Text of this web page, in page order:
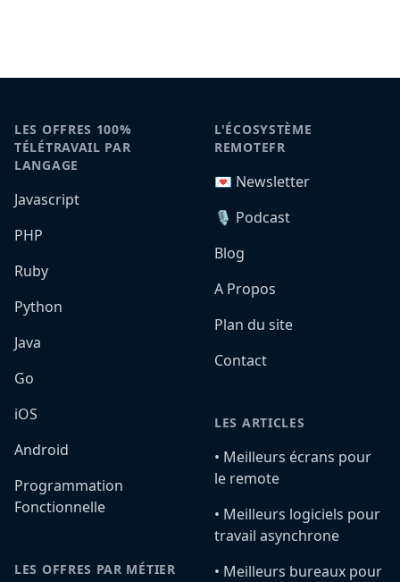
LES OFFRES 100%
TÉLÉTRAVAIL PAR
LANGAGE
Javascript
PHP
Ruby
Python
Java
Go
iOS
Android
Programmation
Fonctionnelle
LES OFFRES PAR MÉTIER
L'ÉCOSYSTÈME
REMOTEFR
💌 Newsletter
🎙️ Podcast
Blog
A Propos
Plan du site
Contact
LES ARTICLES
•️ Meilleurs écrans pour
le remote
•️ Meilleurs logiciels pour
travail asynchrone
•️ Meilleurs bureaux pour